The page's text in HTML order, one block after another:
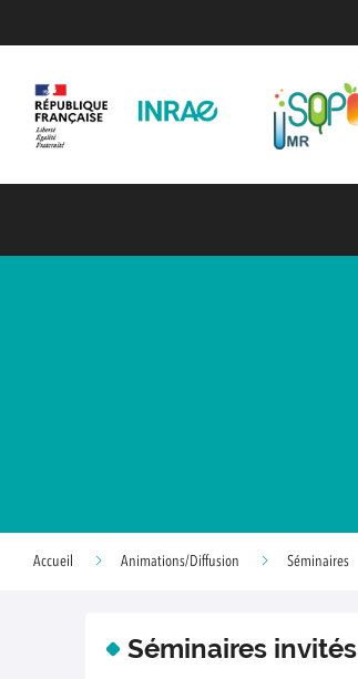
Accueil Animations/Diffusion Séminaires
Séminaires invités